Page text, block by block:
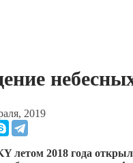
2019
летом 2018 года